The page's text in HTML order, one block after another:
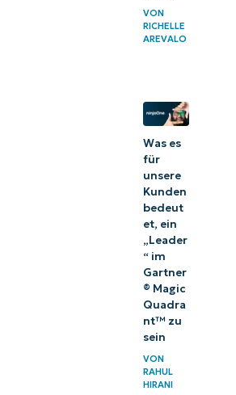
VON
RICHELLE
AREVALO
Was es
für
unsere
Kunden
bedeut
et, ein
„Leader
“ im
Gartner
® Magic
Quadra
nt™ zu
sein
VON
RAHUL
HIRANI